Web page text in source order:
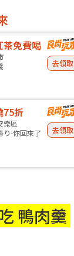
茶免費喝
去領取
75折
樂區
り-你回來了
去領取
鴨肉羹